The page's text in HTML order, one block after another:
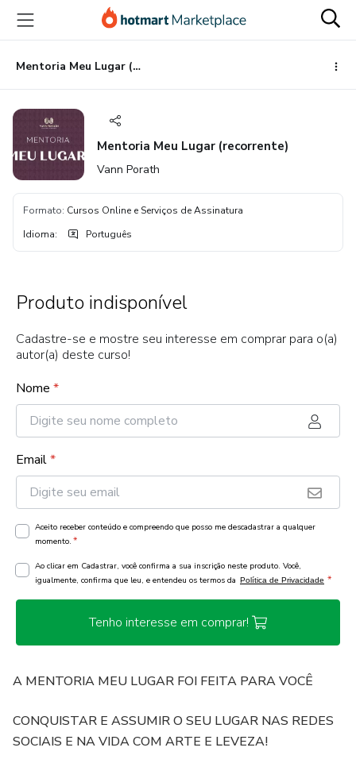
para
conteúdo
principal
para
pagamento
para
rodapé
Mentoria Meu Lugar (recorrente)
Mentoria Meu Lugar (recorrente)
Vann Porath
Formato: Cursos Online e Serviços de Assinatura
Idioma: Português
Produto indisponível
Cadastre-se e mostre seu interesse em comprar para o(a)
autor(a) deste curso!
Nome *
Email*
Aceito receber conteúdo e compreendo que posso me descadastrar a qualquer
momento. *
Ao clicar em Cadastrar, você confirma a sua inscrição neste produto. Você,
igualmente, confirma que leu, e entendeu os termos da Política de Privacidade *
Tenho interesse em comprar!
A MENTORIA MEU LUGAR FOI FEITA PARA VOCÊ
CONQUISTAR E ASSUMIR O SEU LUGAR NAS REDES
SOCIAIS E NA VIDA COM ARTE E LEVEZA!